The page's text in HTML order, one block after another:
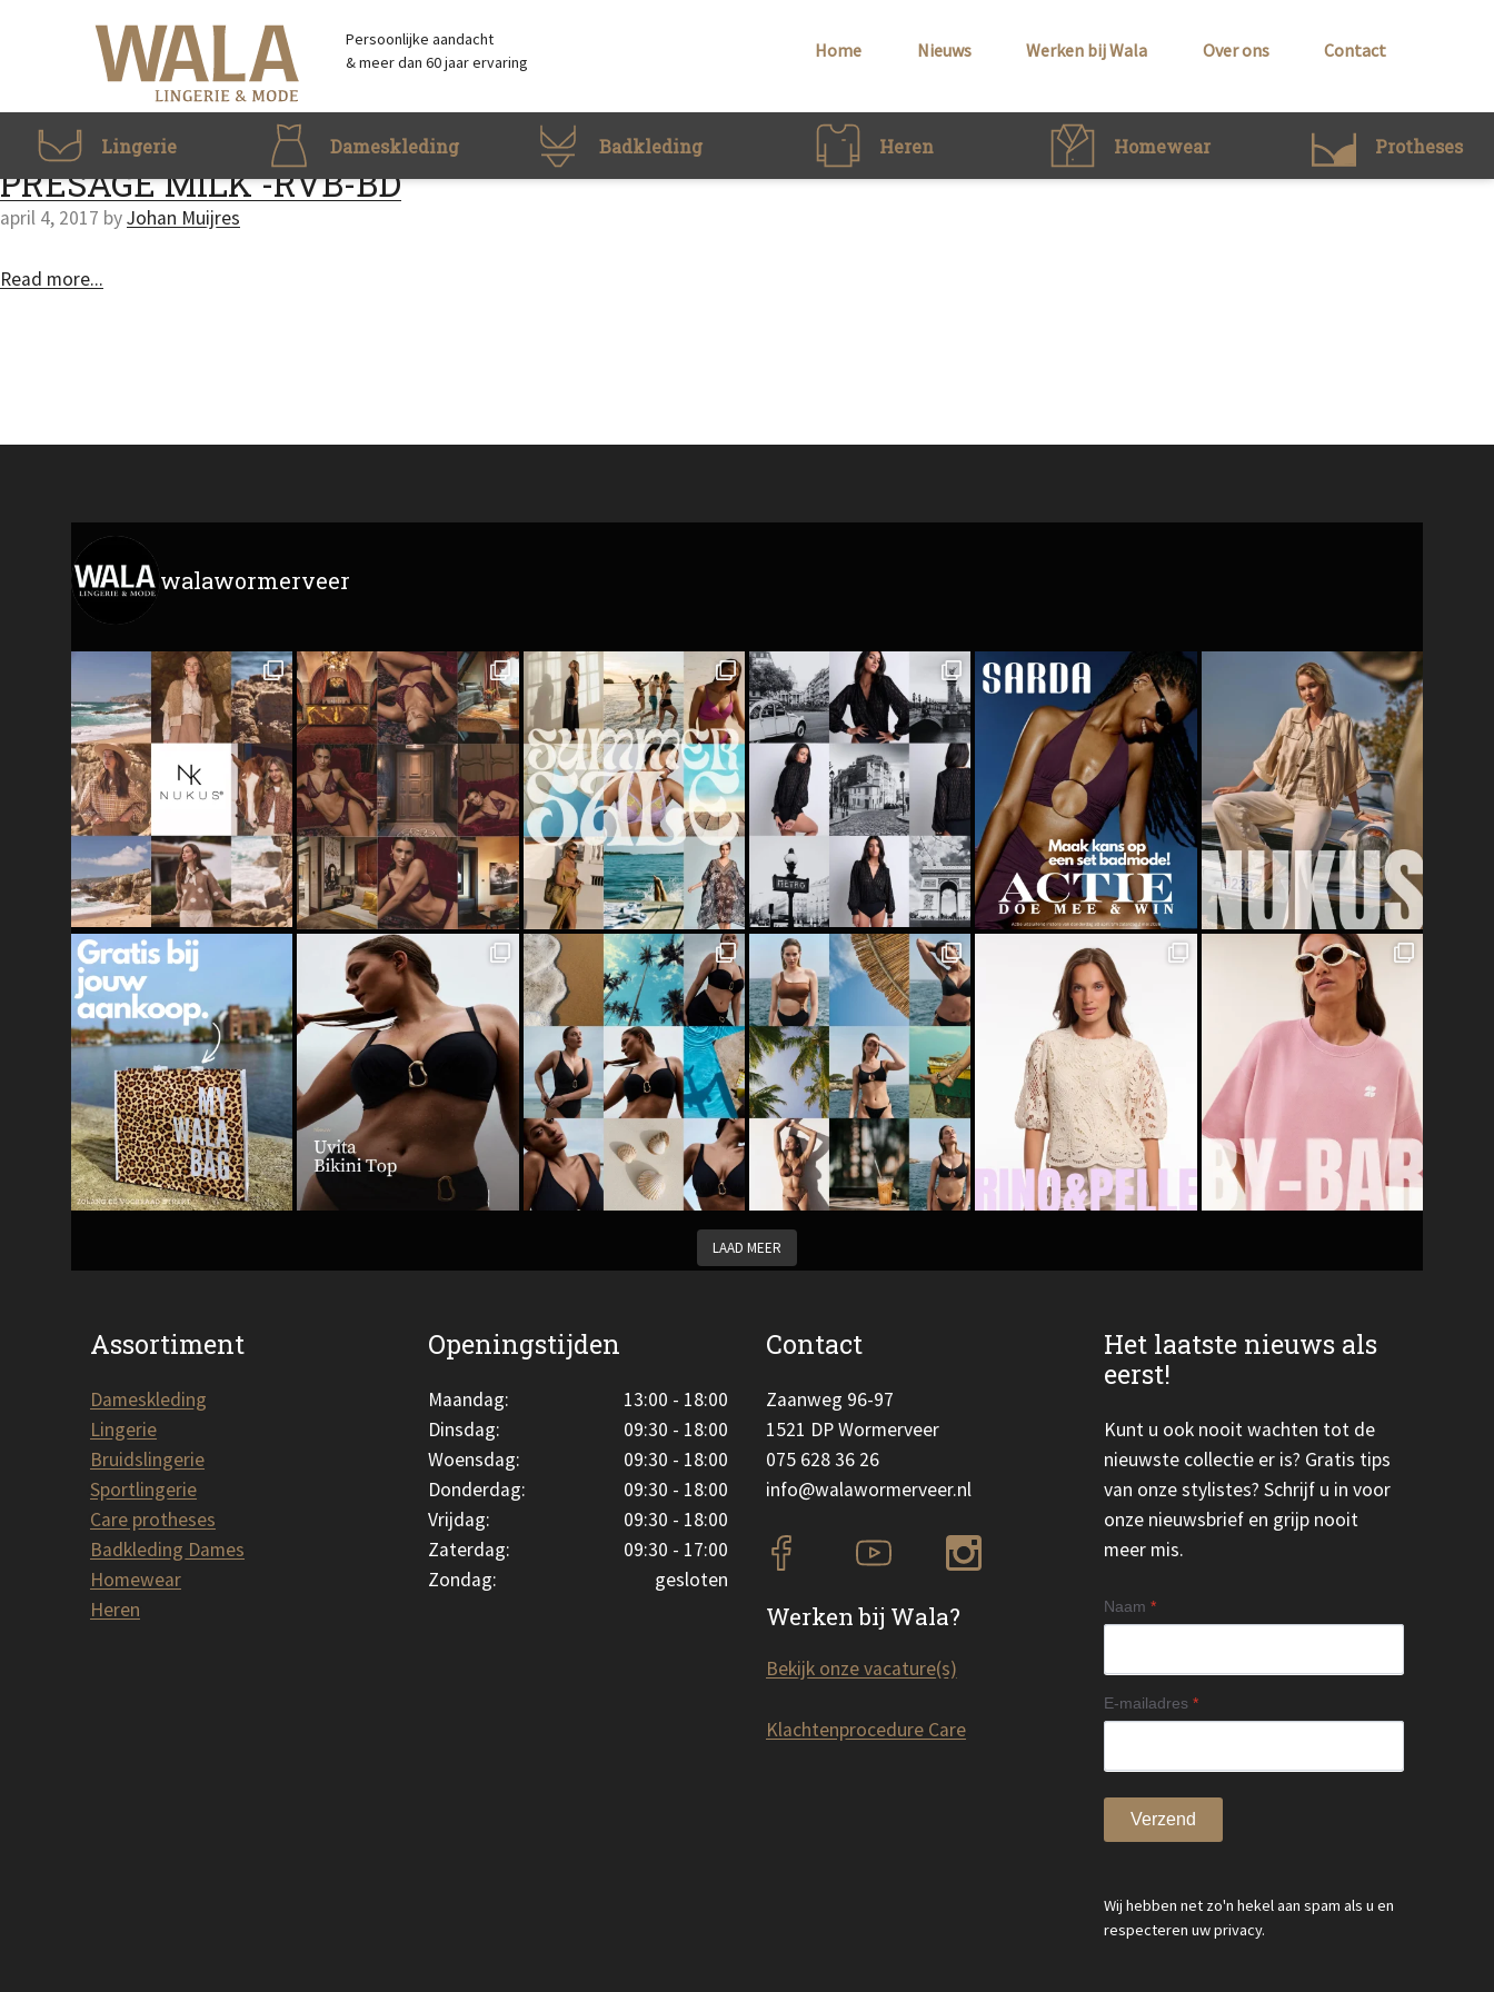
Persoonlijke aandacht
& meer dan 60 jaar ervaring
Home Nieuws Werken bij Wala Over ons Contact
Lingerie Dameskleding Badkleding Heren Homewear Protheses
PRESAGE MILK -RVB-BD
april 4, 2017 byJohan Muijres
Read more...
walawormerveer
LAAD MEER
Assortiment
Dameskleding
Lingerie
Bruidslingerie
Sportlingerie
Care protheses
Badkleding Dames
Homewear
Heren
Openingstijden
Maandag:
13:00 - 18:00
Dinsdag:
09:30 - 18:00
Woensdag:
09:30 - 18:00
Donderdag:
09:30 - 18:00
Vrijdag:
09:30 - 18:00
Zaterdag:
09:30 - 17:00
Zondag:
gesloten
Contact
Zaanweg 96-97
1521 DP Wormerveer
075 628 36 26
info@walawormerveer.nl
Werken bij Wala?
Bekijk onze vacature(s)
Klachtenprocedure Care
Het laatste nieuws als
eerst!
Kunt u ook nooit wachten tot de
nieuwste collectie er is? Gratis tips
van onze stylistes? Schrijf u in voor
onze nieuwsbrief en grijp nooit
meer mis.
Naam *
E-mailadres *
Verzend
Wij hebben net zo'n hekel aan spam als u en
respecteren uw privacy.